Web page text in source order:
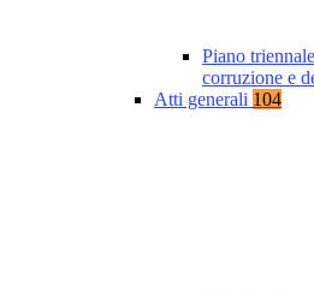
Piano
corruzione e
Atti generali 104